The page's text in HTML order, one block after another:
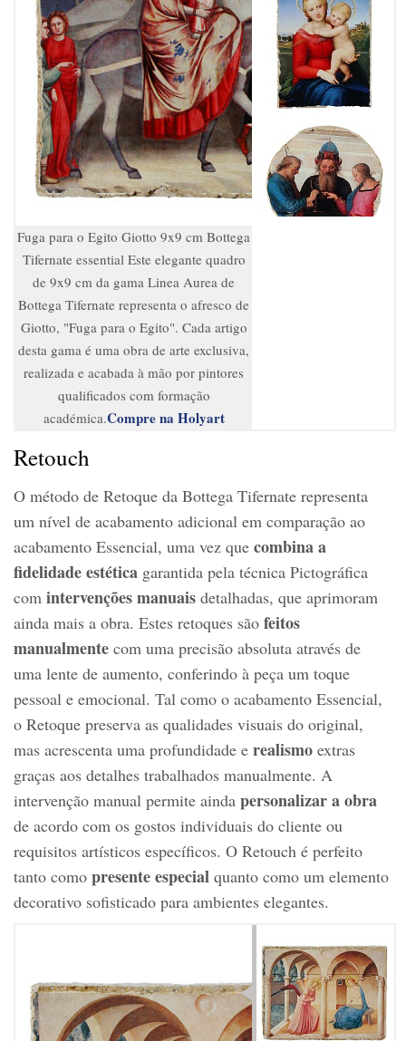
Fuga para o Egito Giotto 9x9 cm Bottega
Tifernate essential Este elegante quadro
de 9x9 cm da gama Linea Aurea de
Bottega Tifernate representa o afresco de
Giotto, "Fuga para o Egito". Cada artigo
desta gama é uma obra de arte exclusiva,
realizada e acabada à mão por pintores
qualificados com formação
académica.Compre na Holyart
Retouch
O método de Retoque da Bottega Tifernate representa
um nível de acabamento adicional em comparação ao
acabamento Essencial, uma vez que combina a
fidelidade estética garantida pela técnica Pictográfica
com intervenções manuais detalhadas, que aprimoram
ainda mais a obra. Estes retoques são feitos
manualmente com uma precisão absoluta através de
uma lente de aumento, conferindo à peça um toque
pessoal e emocional. Tal como o acabamento Essencial,
o Retoque preserva as qualidades visuais do original,
mas acrescenta uma profundidade e realismo extras
graças aos detalhes trabalhados manualmente. A
intervenção manual permite ainda personalizar a obra
de acordo com os gostos individuais do cliente ou
requisitos artísticos específicos. O Retouch é perfeito
tanto como presente especial quanto como um elemento
decorativo sofisticado para ambientes elegantes.